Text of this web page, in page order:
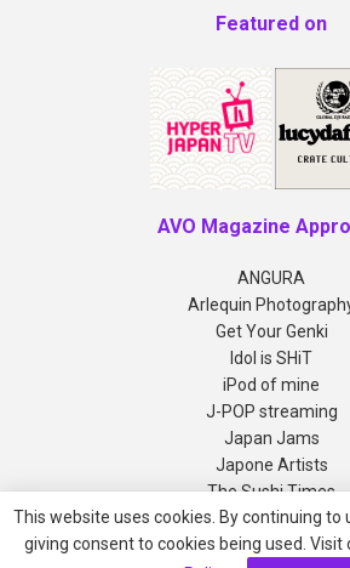
Featured on
AVO Magazine
ANGURA
Arlequin
Get Your Genki
Idol is SHiT
iPod of mine
J-POP streaming
Japan Jams
Japone Artists
The Sushi Times
Copyright © 2012-2026 AVO
This website uses cookies. By continuing to
giving consent to cookies being used. Visit